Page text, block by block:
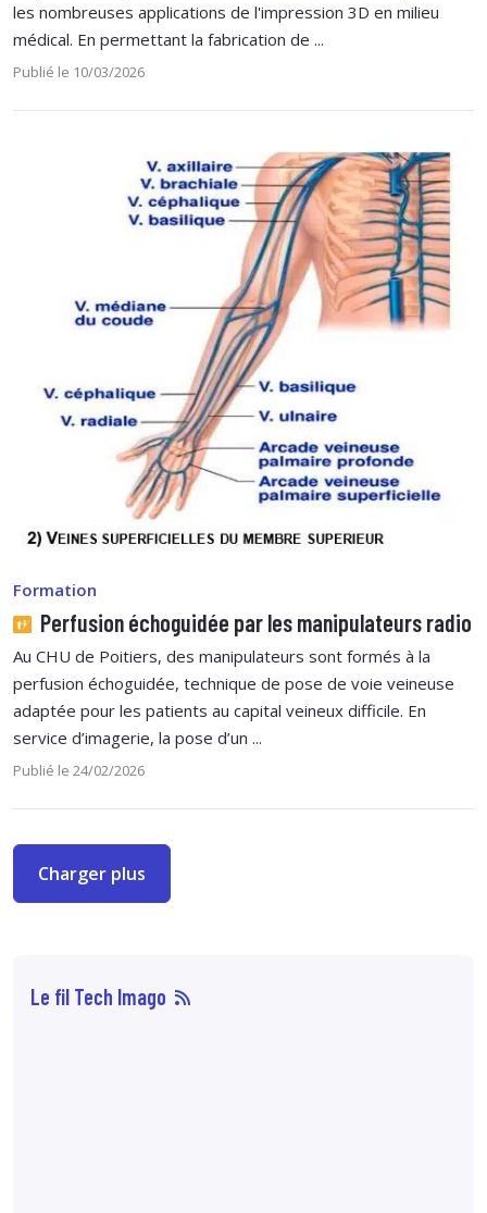
les nombreuses applications de l'impression 3D en milieu
médical. En permettant la fabrication de ...
Publié le 10/03/2026
Formation
Perfusion échoguidée par les manipulateurs radio
Au CHU de Poitiers, des manipulateurs sont formés à la
perfusion échoguidée, technique de pose de voie veineuse
adaptée pour les patients au capital veineux difficile. En
service d’imagerie, la pose d’un ...
Publié le 24/02/2026
Charger plus
Le fil Tech Imago